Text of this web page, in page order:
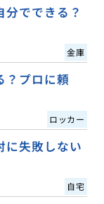
でできる？
金庫
？プロに頼
ロッカー
に失敗しない
自宅